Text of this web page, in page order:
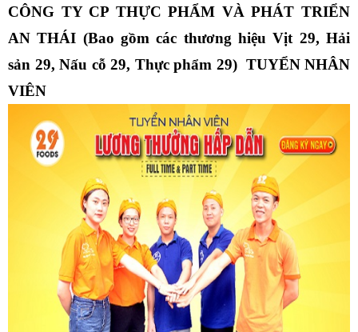
CÔNG TY CP THỰC PHẨM VÀ PHÁT TRIỂN
AN THÁI (Bao gồm các thương hiệu Vịt 29, Hải
sản 29, Nấu cỗ 29, Thực phẩm 29)  TUYỂN NHÂN
VIÊN